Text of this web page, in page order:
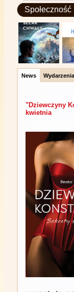
Społeczność
News Wydarzenia
"Dziewczyny
kwietnia